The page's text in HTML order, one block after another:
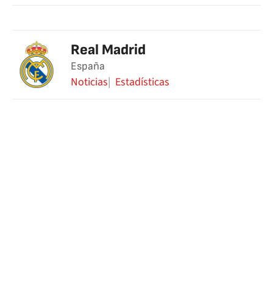
Real Madrid
España
Noticias Estadísticas